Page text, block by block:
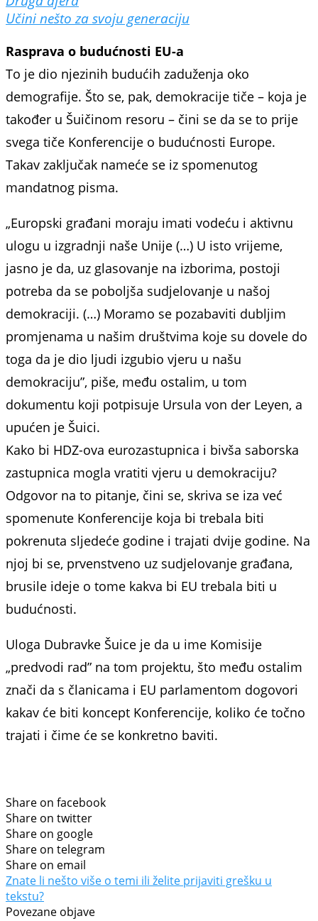
Učini nešto za svoju generaciju
Rasprava o budućnosti EU-a
To je dio njezinih budućih zaduženja oko
demografije. Što se, pak, demokracije tiče – koja je
također u Šuičinom resoru – čini se da se to prije
svega tiče Konferencije o budućnosti Europe.
Takav zaključak nameće se iz spomenutog
mandatnog pisma.
„Europski građani moraju imati vodeću i aktivnu
ulogu u izgradnji naše Unije (…) U isto vrijeme,
jasno je da, uz glasovanje na izborima, postoji
potreba da se poboljša sudjelovanje u našoj
demokraciji. (…) Moramo se pozabaviti dubljim
promjenama u našim društvima koje su dovele do
toga da je dio ljudi izgubio vjeru u našu
demokraciju”, piše, među ostalim, u tom
dokumentu koji potpisuje Ursula von der Leyen, a
upućen je Šuici.
Kako bi HDZ-ova eurozastupnica i bivša saborska
zastupnica mogla vratiti vjeru u demokraciju?
Odgovor na to pitanje, čini se, skriva se iza već
spomenute Konferencije koja bi trebala biti
pokrenuta sljedeće godine i trajati dvije godine. Na
njoj bi se, prvenstveno uz sudjelovanje građana,
brusile ideje o tome kakva bi EU trebala biti u
budućnosti.
Uloga Dubravke Šuice je da u ime Komisije
„predvodi rad” na tom projektu, što među ostalim
znači da s članicama i EU parlamentom dogovori
kakav će biti koncept Konferencije, koliko će točno
trajati i čime će se konkretno baviti.
Share on facebook
Share on twitter
Share on google
Share on telegram
Share on email
Znate li nešto više o temi ili želite prijaviti grešku u
tekstu?
Povezane objave